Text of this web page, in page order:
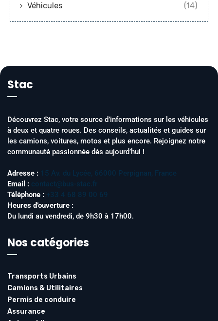
Véhicules (14)
Stac
Découvrez Stac, votre source d’informations sur les véhicules
à deux et quatre roues. Des conseils, actualités et guides sur
les camions, voitures, motos et plus encore. Rejoignez notre
communauté passionnée dès aujourd’hui !
Adresse : 15 Av. du Lycée, 66000 Perpignan, France
Email : contact@bus-stac.fr
Téléphone : +33 4 68 89 00 69
Heures d’ouverture :
Du lundi au vendredi, de 9h30 à 17h00.
Nos catégories
Transports Urbains
Camions & Utilitaires
Permis de conduire
Assurance